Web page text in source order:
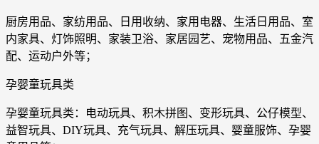
厨房用品、家纺用品、日用收纳、家用电器、生活日用品、室
内家具、灯饰照明、家装卫浴、家居园艺、宠物用品、五金汽
配、运动户外等；
孕婴童玩具类
孕婴童玩具类：电动玩具、积木拼图、变形玩具、公仔模型、
益智玩具、DIY玩具、充气玩具、解压玩具、婴童服饰、孕婴